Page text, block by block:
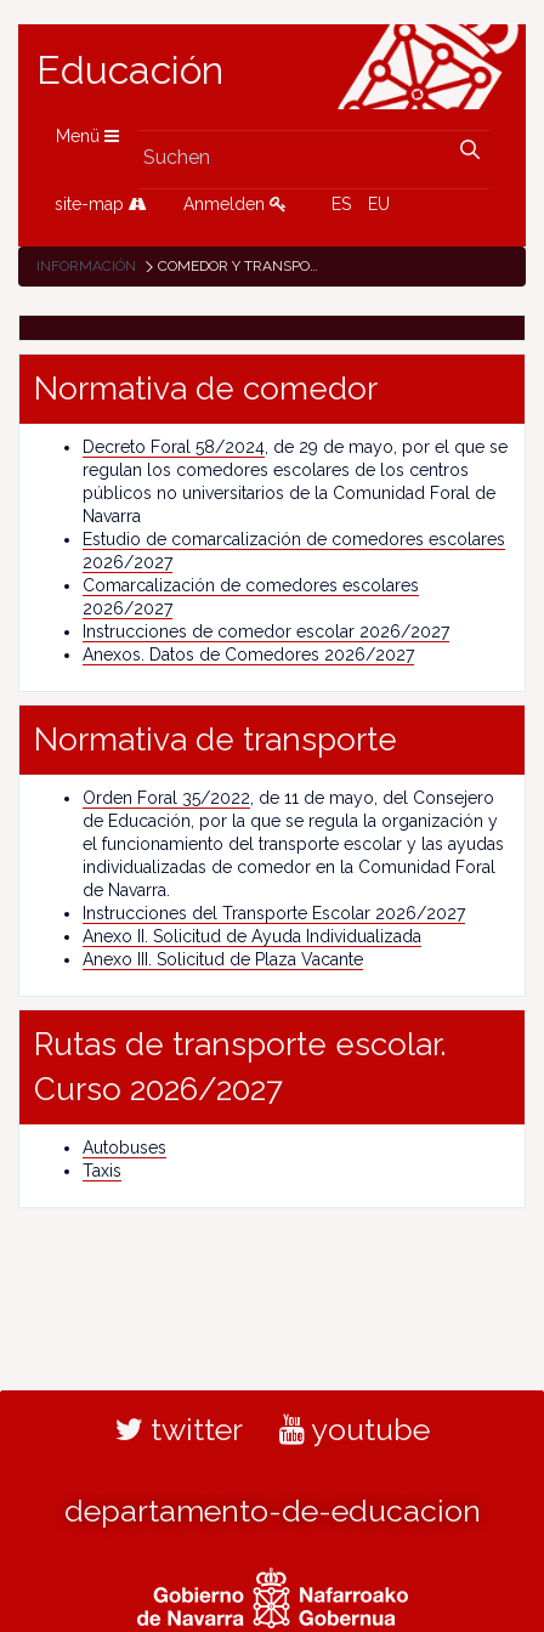
Educación
Menü
site-map Anmelden ES EU
INFORMACIÓN COMEDOR Y TRANSPORTE
Normativa de comedor
Decreto Foral 58/2024 , de 29 de mayo, por el que se
regulan los comedores escolares de los centros
públicos no universitarios de la Comunidad Foral de
Navarra
Estudio de comarcalización de comedores escolares
2026/2027
Comarcalización de comedores escolares
2026/2027
Instrucciones de comedor escolar 2026/2027
Anexos. Datos de Comedores 2026/2027
Normativa de transporte
Orden Foral 35/2022 , de 11 de mayo, del Consejero
de Educación, por la que se regula la organización y
el funcionamiento del transporte escolar y las ayudas
individualizadas de comedor en la Comunidad Foral
de Navarra.
Instrucciones del Transporte Escolar 2026/2027
Anexo II. Solicitud de Ayuda Individualizada
Anexo III. Solicitud de Plaza Vacante
Rutas de transporte escolar.
Curso 2026/2027
Autobuses
Taxis
twitter youtube
departamento-de-educacion